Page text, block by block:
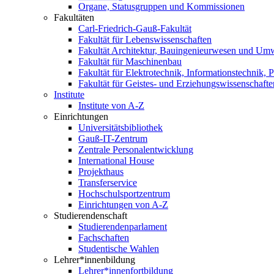
Organe, Statusgruppen und Kommissionen
Fakultäten
Carl-Friedrich-Gauß-Fakultät
Fakultät für Lebenswissenschaften
Fakultät Architektur, Bauingenieurwesen und
Fakultät für Maschinenbau
Fakultät für Elektrotechnik, Informationstechnik,
Fakultät für Geistes- und
Institute
Institute von A-Z
Einrichtungen
Universitätsbibliothek
Gauß-IT-Zentrum
Zentrale Personalentwicklung
International House
Projekthaus
Transferservice
Hochschulsportzentrum
Einrichtungen von A-Z
Studierendenschaft
Studierendenparlament
Fachschaften
Studentische Wahlen
Lehrer*innenbildung
Lehrer*innenfortbildung